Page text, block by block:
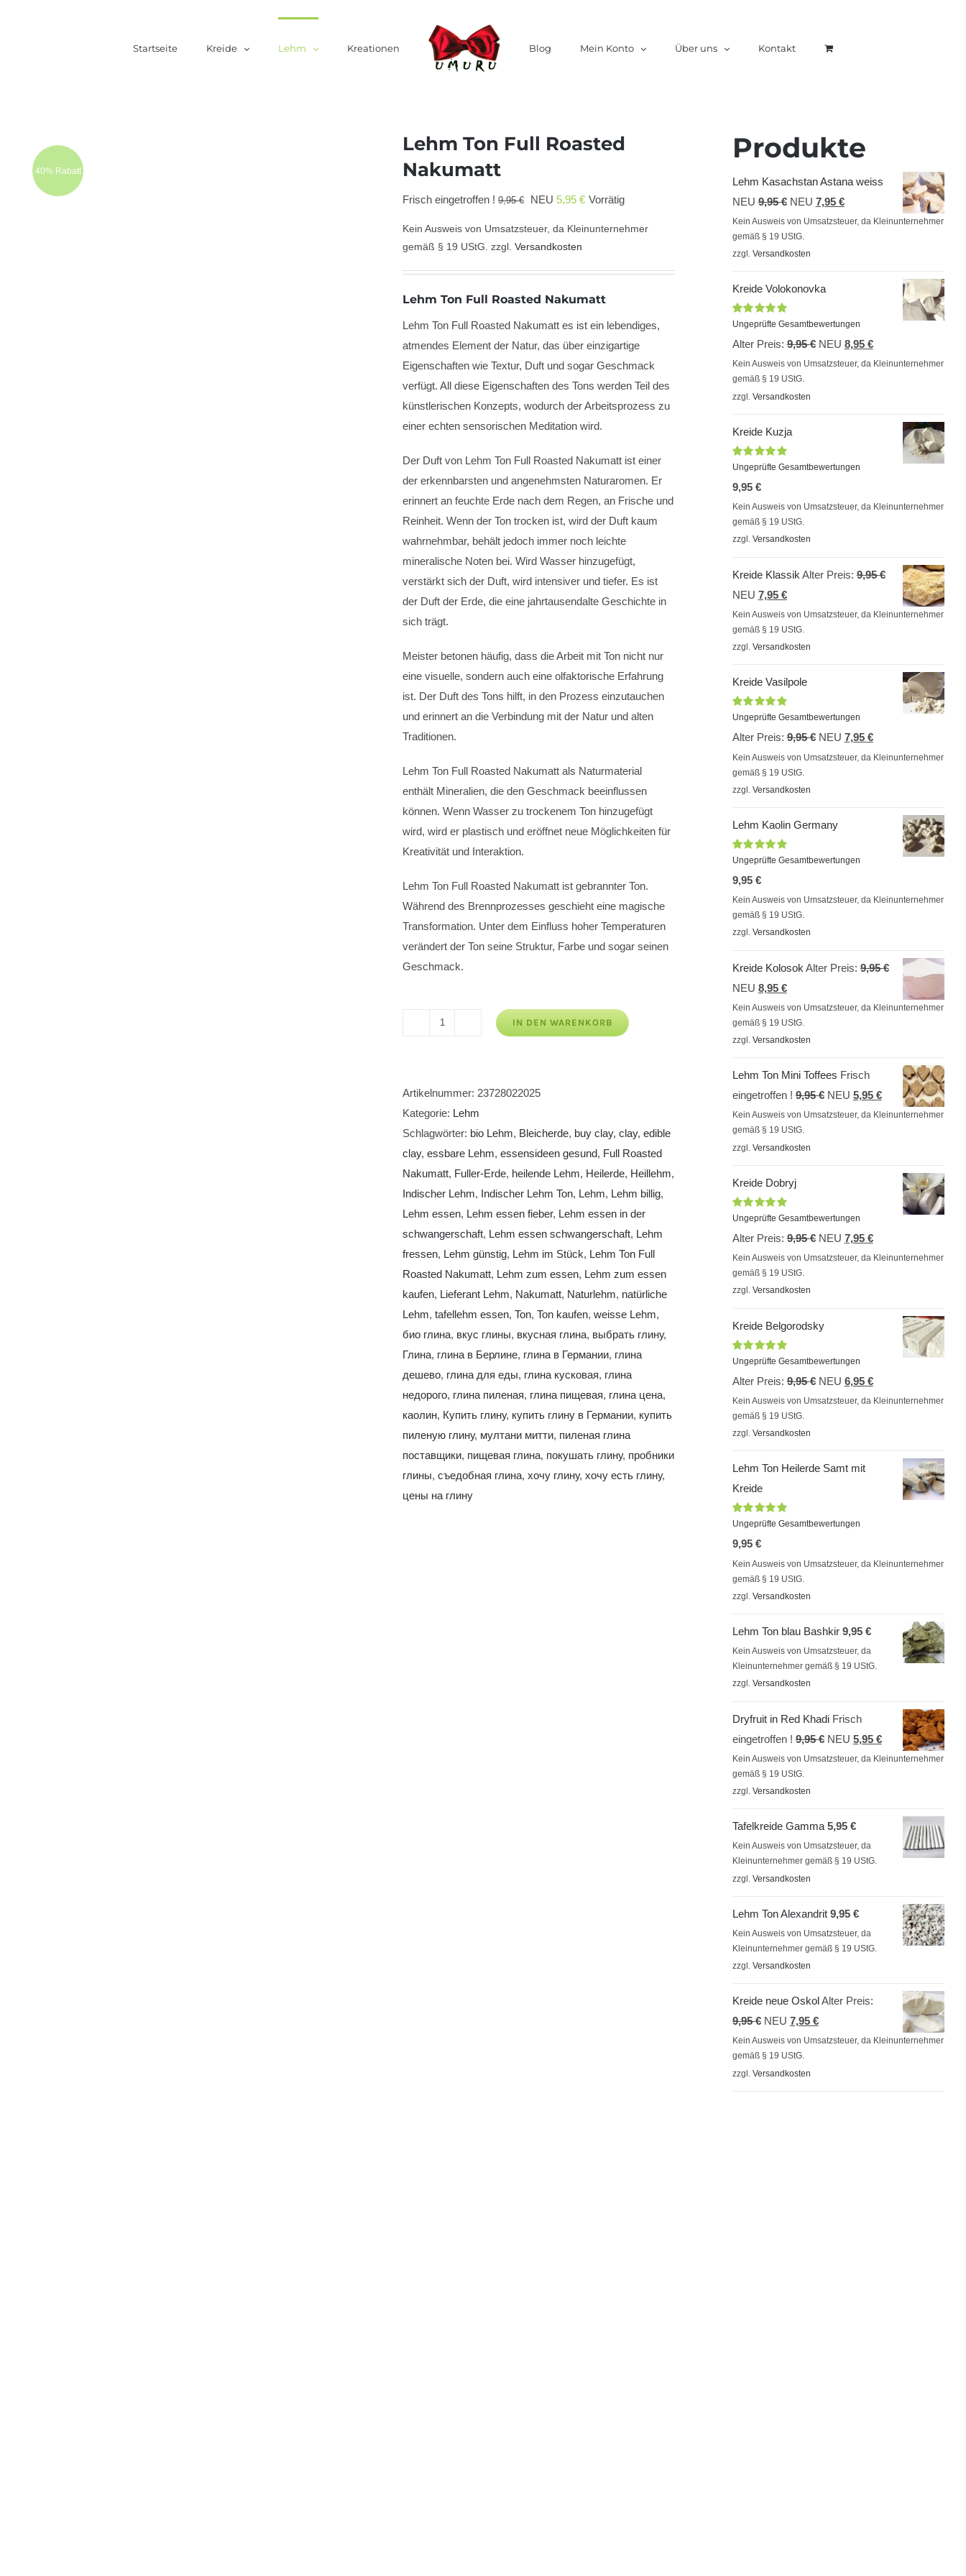
Startseite Kreide Lehm Kreationen Blog Mein Konto Über uns Kontakt
40% Rabatt
Lehm Ton Full Roasted
Nakumatt
Frisch eingetroffen ! 9,95€
Ursprünglicher
NEU 5,95 €Aktueller
Vorrätig
Kein Ausweis von Umsatzsteuer, da Kleinunternehmer
gemäß § 19 UStG. zzgl. Versandkosten
Lehm Ton Full Roasted Nakumatt
Lehm Ton Full Roasted Nakumatt es ist ein lebendiges,
atmendes Element der Natur, das über einzigartige
Eigenschaften wie Textur, Duft und sogar Geschmack
verfügt. All diese Eigenschaften des Tons werden Teil des
künstlerischen Konzepts, wodurch der Arbeitsprozess zu
einer echten sensorischen Meditation wird.
Der Duft von Lehm Ton Full Roasted Nakumatt ist einer
der erkennbarsten und angenehmsten Naturaromen. Er
erinnert an feuchte Erde nach dem Regen, an Frische und
Reinheit. Wenn der Ton trocken ist, wird der Duft kaum
wahrnehmbar, behält jedoch immer noch leichte
mineralische Noten bei. Wird Wasser hinzugefügt,
verstärkt sich der Duft, wird intensiver und tiefer. Es ist
der Duft der Erde, die eine jahrtausendalte Geschichte in
sich trägt.
Meister betonen häufig, dass die Arbeit mit Ton nicht nur
eine visuelle, sondern auch eine olfaktorische Erfahrung
ist. Der Duft des Tons hilft, in den Prozess einzutauchen
und erinnert an die Verbindung mit der Natur und alten
Traditionen.
Lehm Ton Full Roasted Nakumatt als Naturmaterial
enthält Mineralien, die den Geschmack beeinflussen
können. Wenn Wasser zu trockenem Ton hinzugefügt
wird, wird er plastisch und eröffnet neue Möglichkeiten für
Kreativität und Interaktion.
Lehm Ton Full Roasted Nakumatt ist gebrannter Ton.
Während des Brennprozesses geschieht eine magische
Transformation. Unter dem Einfluss hoher Temperaturen
verändert der Ton seine Struktur, Farbe und sogar seinen
Geschmack.
Roasted
Nakumatt
Menge
IN DEN WARENKORB
Artikelnummer: 23728022025
Kategorie: Lehm
Schlagwörter: bio Lehm, Bleicherde, buy clay, clay, edible
clay, essbare Lehm, essensideen gesund, Full Roasted
Nakumatt, Fuller-Erde, heilende Lehm, Heilerde, Heillehm,
Indischer Lehm, Indischer Lehm Ton, Lehm, Lehm billig,
Lehm essen, Lehm essen fieber, Lehm essen in der
schwangerschaft, Lehm essen schwangerschaft, Lehm
fressen, Lehm günstig, Lehm im Stück, Lehm Ton Full
Roasted Nakumatt, Lehm zum essen, Lehm zum essen
kaufen, Lieferant Lehm, Nakumatt, Naturlehm, natürliche
Lehm, tafellehm essen, Ton, Ton kaufen, weisse Lehm,
био глина, вкус глины, вкусная глина, выбрать глину,
Глина, глина в Берлине, глина в Германии, глина
дешево, глина для еды, глина кусковая, глина
недорого, глина пиленая, глина пищевая, глина цена,
каолин, Купить глину, купить глину в Германии, купить
пиленую глину, мултани митти, пиленая глина
поставщики, пищевая глина, покушать глину, пробники
глины, съедобная глина, хочу глину, хочу есть глину,
цены на глину
Produkte
Lehm Kasachstan Astana weiss
NEU 9,95€ Ursprünglicher
Preis
war:
NEU 7,95 €Aktueller
Preis
Kein Ausweis von Umsatzsteuer, da Kleinunternehmer
gemäß § 19 UStG.
zzgl. Versandkosten
Kreide Volokonovka
Bewertet
5
Ungeprüfte Gesamtbewertungen
Alter Preis: 9,95€ Ursprünglicher
Preis
NEU 8,95 €Aktueller
Preis
Kein Ausweis von Umsatzsteuer, da Kleinunternehmer
gemäß § 19 UStG.
zzgl. Versandkosten
Kreide Kuzja
Bewertet
5
Ungeprüfte Gesamtbewertungen
9,95 €
Kein Ausweis von Umsatzsteuer, da Kleinunternehmer
gemäß § 19 UStG.
zzgl. Versandkosten
Kreide Klassik Alter Preis: 9,95€Ursprünglicher
Preis
war:
NEU 7,95 €Aktueller
Preis
ist:
Kein Ausweis von Umsatzsteuer, da Kleinunternehmer
gemäß § 19 UStG.
zzgl. Versandkosten
Kreide Vasilpole
Bewertet
5
Ungeprüfte Gesamtbewertungen
Alter Preis: 9,95€ Ursprünglicher
Preis
NEU 7,95 €Aktueller
Preis
Kein Ausweis von Umsatzsteuer, da Kleinunternehmer
gemäß § 19 UStG.
zzgl. Versandkosten
Lehm Kaolin Germany
Bewertet
5
Ungeprüfte Gesamtbewertungen
9,95 €
Kein Ausweis von Umsatzsteuer, da Kleinunternehmer
gemäß § 19 UStG.
zzgl. Versandkosten
Kreide Kolosok Alter Preis: 9,95€Ursprünglicher
Preis
war:
NEU 8,95 €Aktueller
Preis
ist:
Kein Ausweis von Umsatzsteuer, da Kleinunternehmer
gemäß § 19 UStG.
zzgl. Versandkosten
Lehm Ton Mini Toffees Frisch
eingetroffen ! 9,95€ Ursprünglicher
Preis
NEU 5,95 €Aktueller
Preis
Kein Ausweis von Umsatzsteuer, da Kleinunternehmer
gemäß § 19 UStG.
zzgl. Versandkosten
Kreide Dobryj
Bewertet
5
Ungeprüfte Gesamtbewertungen
Alter Preis: 9,95€ Ursprünglicher
Preis
NEU 7,95 €Aktueller
Preis
Kein Ausweis von Umsatzsteuer, da Kleinunternehmer
gemäß § 19 UStG.
zzgl. Versandkosten
Kreide Belgorodsky
Bewertet
5
Ungeprüfte Gesamtbewertungen
Alter Preis: 9,95€ Ursprünglicher
Preis
NEU 6,95 €Aktueller
Preis
Kein Ausweis von Umsatzsteuer, da Kleinunternehmer
gemäß § 19 UStG.
zzgl. Versandkosten
Lehm Ton Heilerde Samt mit
Kreide
Bewertet
5
Ungeprüfte Gesamtbewertungen
9,95 €
Kein Ausweis von Umsatzsteuer, da Kleinunternehmer
gemäß § 19 UStG.
zzgl. Versandkosten
Lehm Ton blau Bashkir 9,95 €
Kein Ausweis von Umsatzsteuer, da
Kleinunternehmer gemäß § 19 UStG.
zzgl. Versandkosten
Dryfruit in Red Khadi Frisch
eingetroffen ! 9,95€ Ursprünglicher
Preis
NEU 5,95 €Aktueller
Preis
Kein Ausweis von Umsatzsteuer, da Kleinunternehmer
gemäß § 19 UStG.
zzgl. Versandkosten
Tafelkreide Gamma 5,95 €
Kein Ausweis von Umsatzsteuer, da
Kleinunternehmer gemäß § 19 UStG.
zzgl. Versandkosten
Lehm Ton Alexandrit 9,95 €
Kein Ausweis von Umsatzsteuer, da
Kleinunternehmer gemäß § 19 UStG.
zzgl. Versandkosten
Kreide neue OskolAlter Preis:
9,95€ Ursprünglicher
Preis
war:
9,95 €
NEU 7,95 €Aktueller
Preis
Kein Ausweis von Umsatzsteuer, da Kleinunternehmer
gemäß § 19 UStG.
zzgl. Versandkosten